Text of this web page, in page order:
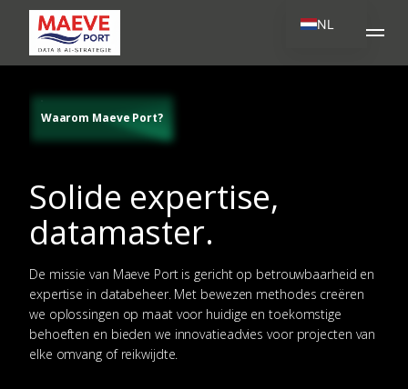
Waarom Maeve Port?
Solide expertise,
datamaster.
De missie van Maeve Port is gericht op betrouwbaarheid en
expertise in databeheer. Met bewezen methodes creëren
we oplossingen op maat voor huidige en toekomstige
behoeften en bieden we innovatieadvies voor projecten van
elke omvang of reikwijdte.
NL